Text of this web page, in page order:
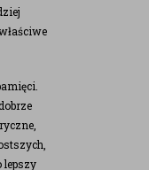
lepszy